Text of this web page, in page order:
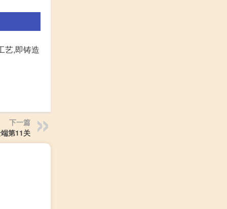
艺,即铸造
下一篇
第11关